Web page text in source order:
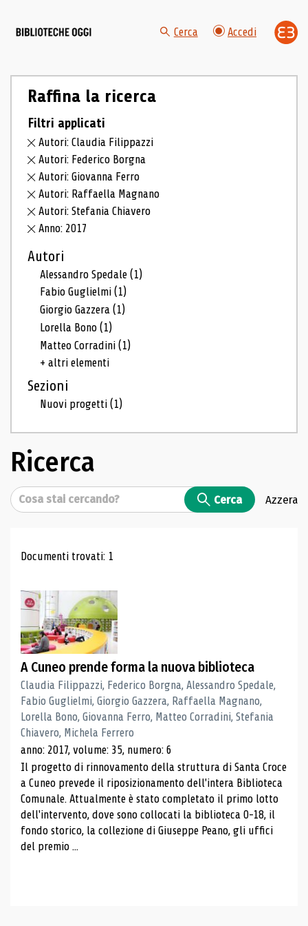
Cerca Accedi
Raffina la ricerca
Filtri applicati
Autori: Claudia Filippazzi
Autori: Federico Borgna
Autori: Giovanna Ferro
Autori: Raffaella Magnano
Autori: Stefania Chiavero
Anno: 2017
Autori
Alessandro Spedale(1)
Fabio Guglielmi(1)
Giorgio Gazzera(1)
Lorella Bono(1)
Matteo Corradini(1)
+ altri elementi
Sezioni
Nuovi progetti(1)
Ricerca
Cerca Cerca Azzera
Risultati di ricerca
Documenti trovati: 1
A Cuneo prende forma la nuova biblioteca
Claudia Filippazzi, Federico Borgna, Alessandro Spedale,
Fabio Guglielmi, Giorgio Gazzera, Raffaella Magnano,
Lorella Bono, Giovanna Ferro, Matteo Corradini, Stefania
Chiavero, Michela Ferrero
anno: 2017, volume: 35, numero: 6
Il progetto di rinnovamento della struttura di Santa Croce
a Cuneo prevede il riposizionamento dell'intera Biblioteca
Comunale. Attualmente è stato completato il primo lotto
dell'intervento, dove sono collocati la biblioteca 0-18, il
fondo storico, la collezione di Giuseppe Peano, gli uffici
del premio ...